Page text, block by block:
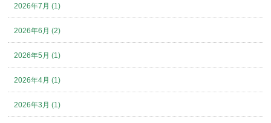
2026年7月 (1)
2026年6月 (2)
2026年5月 (1)
2026年4月 (1)
2026年3月 (1)